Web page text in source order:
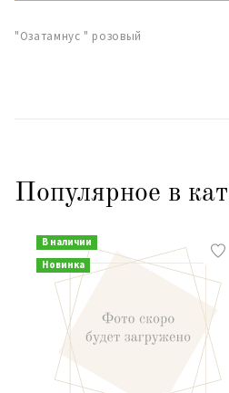
"Озатамнус " розовый
Популярное в
В наличии
Новинка